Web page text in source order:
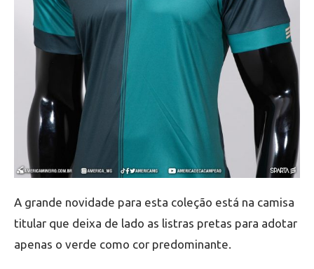
A grande novidade para esta coleção está na camisa
titular que deixa de lado as listras pretas para adotar
apenas o verde como cor predominante.